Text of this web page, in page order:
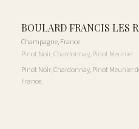
BOULARD FRANCIS LES
Champagne,France
Pinot Noir, Chardonnay, Pinot Meunier
Pinot Noir, Chardonnay, Pinot Meunier
France.